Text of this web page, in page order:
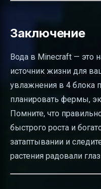
Заключение
Вода в Minecraft — это
источник жизни для
увлажнения в 4 блока
планировать фермы,
Помните, что
быстрого роста и
затаптывании и
растения радовали